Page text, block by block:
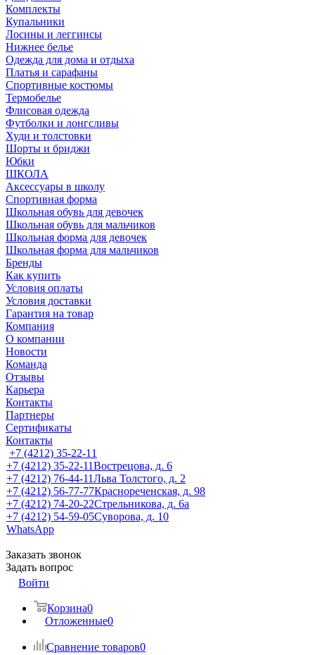
Комплекты
Купальники
Лосины и леггинсы
Нижнее белье
Одежда для дома и отдыха
Платья и сарафаны
Спортивные костюмы
Термобелье
Флисовая одежда
Футболки и лонгсливы
Худи и толстовки
Шорты и бриджи
Юбки
ШКОЛА
Аксессуары в школу
Спортивная форма
Школьная обувь для девочек
Школьная обувь для мальчиков
Школьная форма для девочек
Школьная форма для мальчиков
Бренды
Как купить
Условия оплаты
Условия доставки
Гарантия на товар
Компания
О компании
Новости
Команда
Отзывы
Карьера
Контакты
Партнеры
Сертификаты
Контакты
+7 (4212) 35-22-11
+7 (4212) 35-22-11Вострецова, д. 6
+7 (4212) 76-44-11Льва Толстого, д. 2
+7 (4212) 56-77-77Краснореченская, д. 98
+7 (4212) 74-20-22Стрельникова, д. 6а
+7 (4212) 54-59-05Суворова, д. 10
WhatsApp
Заказать звонок
Задать вопрос
Войти
Корзина0
Отложенные0
Сравнение товаров0